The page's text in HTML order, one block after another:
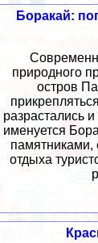
Боракай:
природного
остров
разрастались
именуется
памятниками,
отдыха